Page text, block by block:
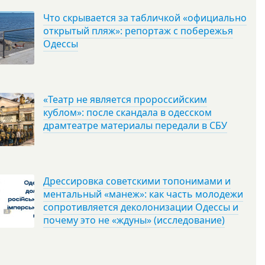
Что скрывается за табличкой «официально
открытый пляж»: репортаж с побережья
Одессы
«Театр не является пророссийским
кублом»: после скандала в одесском
драмтеатре материалы передали в СБУ
Дрессировка советскими топонимами и
ментальный «манеж»: как часть молодежи
сопротивляется деколонизации Одессы и
почему это не «ждуны» (исследование)